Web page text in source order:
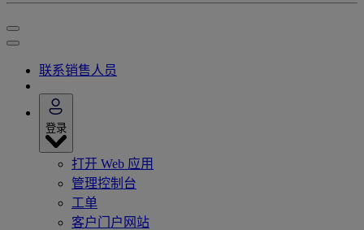
联系销售人员
登录
打开 Web 应用
管理控制台
工单
客户门户网站